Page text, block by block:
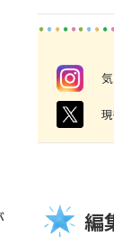
instagram
twitter
編